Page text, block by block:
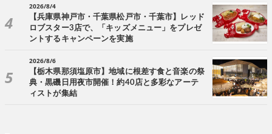
2026/8/4
【兵庫県神戸市・千葉県松戸市・千葉市】レッド
ロブスター3店で、「キッズメニュー」をプレゼ
ントするキャンペーンを実施
2026/8/6
【栃木県那須塩原市】地域に根差す食と音楽の祭
典・黒磯日用夜市開催！約40店と多彩なアーテ
ィストが集結